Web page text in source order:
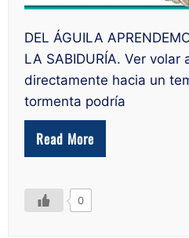
DEL ÁGUILA
LA SABIDURÍA. Ver volar
directamente hacia un
tormenta podría
Read More
0